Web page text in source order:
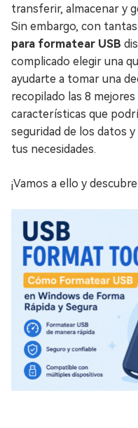
transferir, almacenar y
Sin embargo, con
para formatear USB
complicado elegir una
ayudarte a tomar una
recopilado las 8
características que
seguridad de los datos
tus necesidades.
¡Vamos a ello y